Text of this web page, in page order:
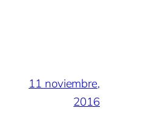
11 noviembre,
2016